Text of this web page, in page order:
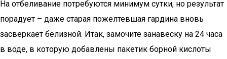
На отбеливание потребуются минимум сутки, но результат
порадует – даже старая пожелтевшая гардина вновь
засверкает белизной. Итак, замочите занавеску на 24 часа
в воде, в которую добавлены пакетик борной кислоты